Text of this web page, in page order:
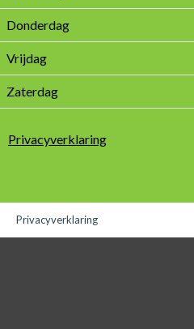
Donderdag
Vrijdag
Zaterdag
Privacyverklaring
Privacyverklaring